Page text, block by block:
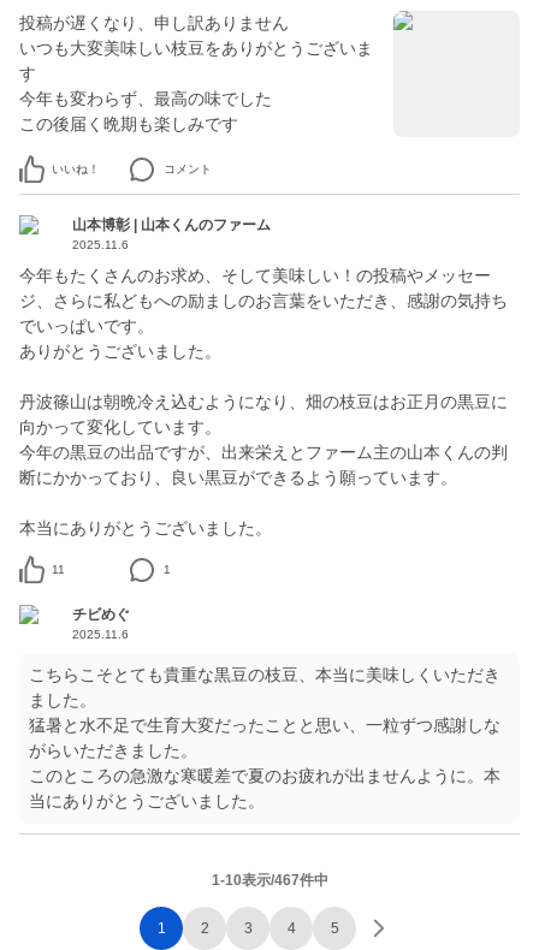
投稿が遅くなり、申し訳ありません
いつも大変美味しい枝豆をありがとうございま
す
今年も変わらず、最高の味でした
この後届く晩期も楽しみです
いいね！ コメント
山本博彰 | 山本くんのファーム
2025.11.6
今年もたくさんのお求め、そして美味しい！の投稿やメッセー
ジ、さらに私どもへの励ましのお言葉をいただき、感謝の気持ち
でいっぱいです。
ありがとうございました。
丹波篠山は朝晩冷え込むようになり、畑の枝豆はお正月の黒豆に
向かって変化しています。
今年の黒豆の出品ですが、出来栄えとファーム主の山本くんの判
断にかかっており、良い黒豆ができるよう願っています。
本当にありがとうございました。
11 1
チビめぐ
2025.11.6
こちらこそとても貴重な黒豆の枝豆、本当に美味しくいただき
ました。
猛暑と水不足で生育大変だったことと思い、一粒ずつ感謝しな
がらいただきました。
このところの急激な寒暖差で夏のお疲れが出ませんように。本
当にありがとうございました。
1-10表示/467件中
1 2 3 4 5